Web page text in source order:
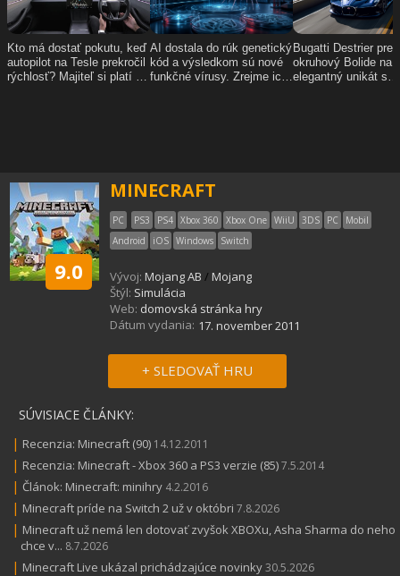
9.0
MINECRAFT
PC PS3 PS4 Xbox 360 Xbox One WiiU 3DS PC
Mobil
Android
iOS Windows Switch
Vývoj: Mojang AB / Mojang
Štýl: Simulácia
Web: domovská stránka hry
Dátum vydania: 17. november 2011
+ SLEDOVAŤ HRU
SÚVISIACE ČLÁNKY:
| Recenzia: Minecraft (90) 14.12.2011
| Recenzia: Minecraft - Xbox 360 a PS3 verzie (85)7.5.2014
| Článok: Minecraft: minihry 4.2.2016
| Minecraft príde na Switch 2 už v októbri 7.8.2026
| Minecraft už nemá len dotovať zvyšok XBOXu, Asha Sharma do neho
chce v... 8.7.2026
| Minecraft Live ukázal prichádzajúce novinky30.5.2026